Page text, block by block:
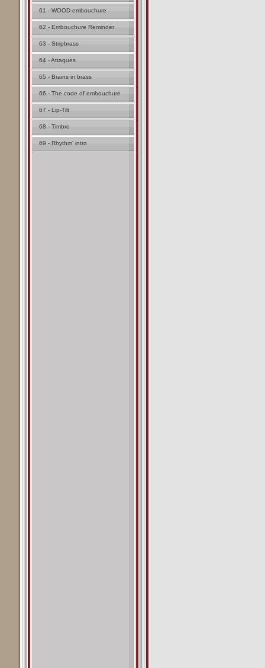
61 - WOOD-embouchure
62 - Embouchure Reminder
63 - Stripbrass
64 - Attaques
65 - Brains in brass
66 - The code of embouchure
67 - Lip-Tilt
68 - Timbre
69 - Rhythm' intro